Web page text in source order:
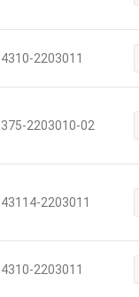
4310-2203011
375-2203010-02
43114-2203011
4310-2203011